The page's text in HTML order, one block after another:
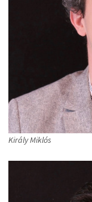
Király Miklós